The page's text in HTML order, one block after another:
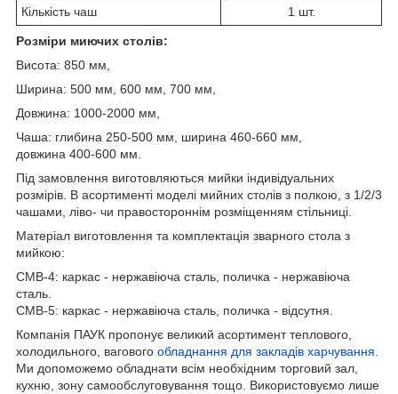
Кількість чаш
1 шт.
Розміри миючих столів:
Висота: 850 мм,
Ширина: 500 мм, 600 мм, 700 мм,
Довжина: 1000-2000 мм,
Чаша: глибина 250-500 мм, ширина 460-660 мм,
довжина 400-600 мм.
Під замовлення виготовляються мийки індивідуальних
розмірів. В асортименті моделі мийних столів з полкою, з 1/2/3
чашами, ліво- чи правостороннім розміщенням стільниці.
Матеріал виготовлення та комплектація зварного стола з
мийкою:
СМВ-4: каркас - нержавіюча сталь, поличка - нержавіюча
сталь.
СМВ-5: каркас - нержавіюча сталь, поличка - відсутня.
Компанія ПАУК пропонує великий асортимент теплового,
холодильного, вагового обладнання для закладів харчування
Ми допоможемо обладнати всім необхідним торговий зал,
кухню, зону самообслуговування тощо. Використовуємо лише